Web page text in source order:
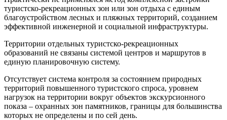
туристско-рекреационных зон или зон отдыха с единым
благоустройством лесных и пляжных территорий, созданием
эффективной инженерной и социальной инфраструктуры.
Территории отдельных туристско-рекреационных
образований не связаны системой центров и маршрутов в
единую планировочную систему.
Отсутствует система контроля за состоянием природных
территорий повышенного туристского спроса, уровнем
нагрузок на территории вокруг объектов экскурсионного
показа – охранных зон памятников, границы для большинства
которых не определены и по сей день.